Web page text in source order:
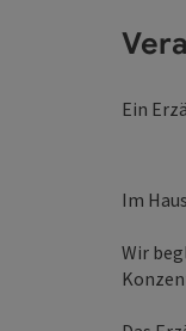
Ein
Im
Wir